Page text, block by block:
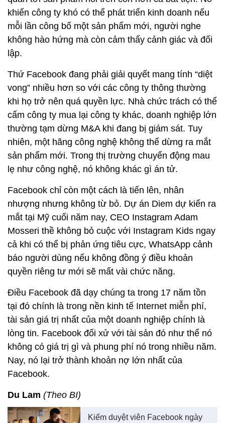
khiến công ty khó có thể phát triển kinh doanh nếu
mỗi lần công bố một sản phẩm mới, người nghe
không hào hứng mà còn cảm thấy cảnh giác và đối
lập.
Thứ Facebook đang phải giải quyết mang tính “diệt
vong” nhiều hơn so với các công ty thông thường
khi họ trở nên quá quyền lực. Nhà chức trách có thể
cấm công ty mua lại công ty khác, doanh nghiệp lớn
thường tạm dừng M&A khi đang bị giám sát. Tuy
nhiên, một hãng công nghệ không thể dừng ra mắt
sản phẩm mới. Trong thị trường chuyển động mau
lẹ như công nghệ, nó không khác gì án tử.
Facebook chỉ còn một cách là tiến lên, nhân
nhượng nhưng không từ bỏ. Dự án Diem dự kiến ra
mắt tại Mỹ cuối năm nay, CEO Instagram Adam
Mosseri thề không bỏ cuộc với Instagram Kids ngay
cả khi có thể bị phản ứng tiêu cực, WhatsApp cảnh
báo người dùng nếu không đồng ý điều khoản
quyền riêng tư mới sẽ mất vài chức năng.
Điều Facebook đã dạy chúng ta trong 17 năm tồn
tại đó chính là trong nền kinh tế Internet miễn phí,
tài sản giá trị nhất của một doanh nghiệp chính là
lòng tin. Facebook đối xử với tài sản đó như thể nó
không có giá trị gì và phung phí nó trong nhiều năm.
Nay, nó lại trở thành khoản nợ lớn nhất của
Facebook.
Du Lam (Theo BI)
Kiểm duyệt viên Facebook ngày